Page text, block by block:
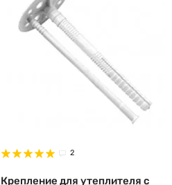
2
Крепление для утеплителя с